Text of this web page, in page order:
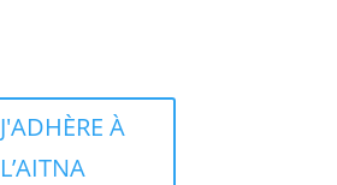
J'ADHÈRE À
L’AITNA